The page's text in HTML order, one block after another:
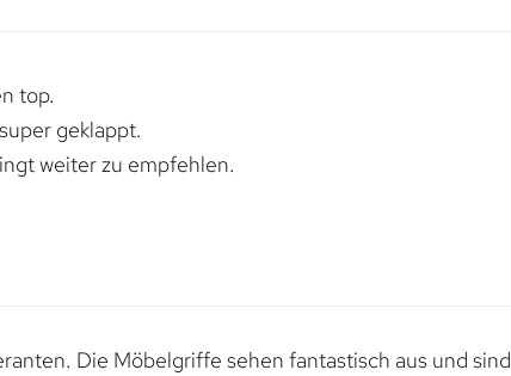
top.
geklappt.
weiter zu empfehlen.
Die Möbelgriffe sehen fantastisch aus und sind